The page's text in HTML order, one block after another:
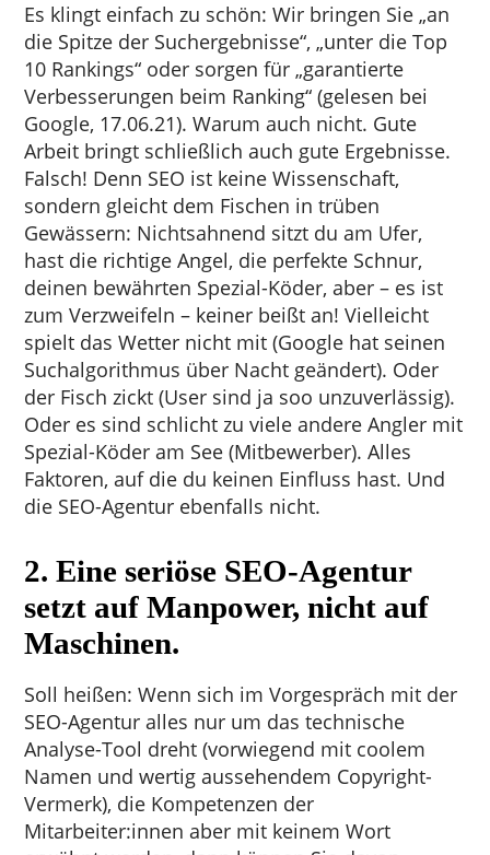
Es klingt einfach zu schön: Wir bringen Sie „an
die Spitze der Suchergebnisse“, „unter die Top
10 Rankings“ oder sorgen für „garantierte
Verbesserungen beim Ranking“ (gelesen bei
Google, 17.06.21). Warum auch nicht. Gute
Arbeit bringt schließlich auch gute Ergebnisse.
Falsch! Denn SEO ist keine Wissenschaft,
sondern gleicht dem Fischen in trüben
Gewässern: Nichtsahnend sitzt du am Ufer,
hast die richtige Angel, die perfekte Schnur,
deinen bewährten Spezial-Köder, aber – es ist
zum Verzweifeln – keiner beißt an! Vielleicht
spielt das Wetter nicht mit (Google hat seinen
Suchalgorithmus über Nacht geändert). Oder
der Fisch zickt (User sind ja soo unzuverlässig).
Oder es sind schlicht zu viele andere Angler mit
Spezial-Köder am See (Mitbewerber). Alles
Faktoren, auf die du keinen Einfluss hast. Und
die SEO-Agentur ebenfalls nicht.
2. Eine seriöse SEO-Agentur
setzt auf Manpower, nicht auf
Maschinen.
Soll heißen: Wenn sich im Vorgespräch mit der
SEO-Agentur alles nur um das technische
Analyse-Tool dreht (vorwiegend mit coolem
Namen und wertig aussehendem Copyright-
Vermerk), die Kompetenzen der
Mitarbeiter:innen aber mit keinem Wort